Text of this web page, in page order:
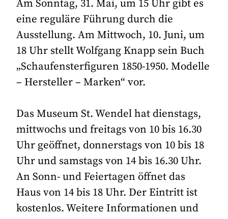
Am Sonntag, 31. Mai, um 15 Uhr gibt es
eine reguläre Führung durch die
Ausstellung. Am Mittwoch, 10. Juni, um
18 Uhr stellt Wolfgang Knapp sein Buch
„Schaufensterfiguren 1850-1950. Modelle
– Hersteller – Marken“ vor.
Das Museum St. Wendel hat dienstags,
mittwochs und freitags von 10 bis 16.30
Uhr geöffnet, donnerstags von 10 bis 18
Uhr und samstags von 14 bis 16.30 Uhr.
An Sonn- und Feiertagen öffnet das
Haus von 14 bis 18 Uhr. Der Eintritt ist
kostenlos. Weitere Informationen und